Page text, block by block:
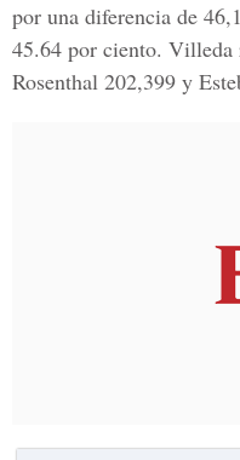
por una diferencia de
45.64 por ciento. Villeda
Rosenthal 202,399 y